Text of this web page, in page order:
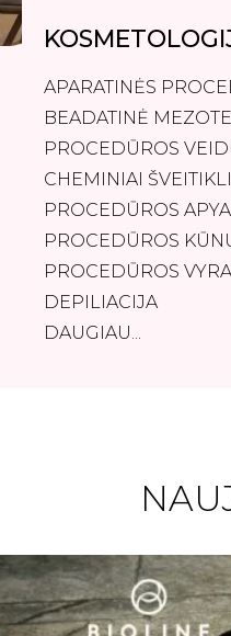
APARATINĖS
BEADATINĖ
PROCEDŪROS
CHEMINIAI
PROCEDŪROS
PROCEDŪROS
PROCEDŪROS
DEPILIACIJA
DAUGIAU...